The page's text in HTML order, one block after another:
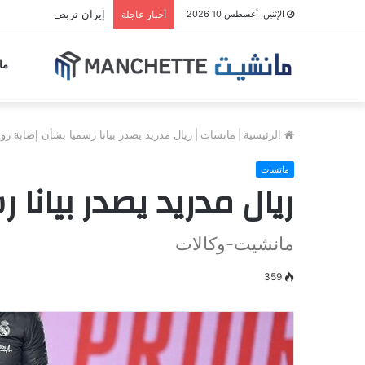
الإثنين, أغسطس 10 2026 أخبار عاجلة إيران تربط إعادة فتح
الرئيسية ماتشات ريال مدريد يصدر بيانا رسميا بشأن إصابة
ماتشات
ريال مدريد يصدر
مانشيت-وكالات
359